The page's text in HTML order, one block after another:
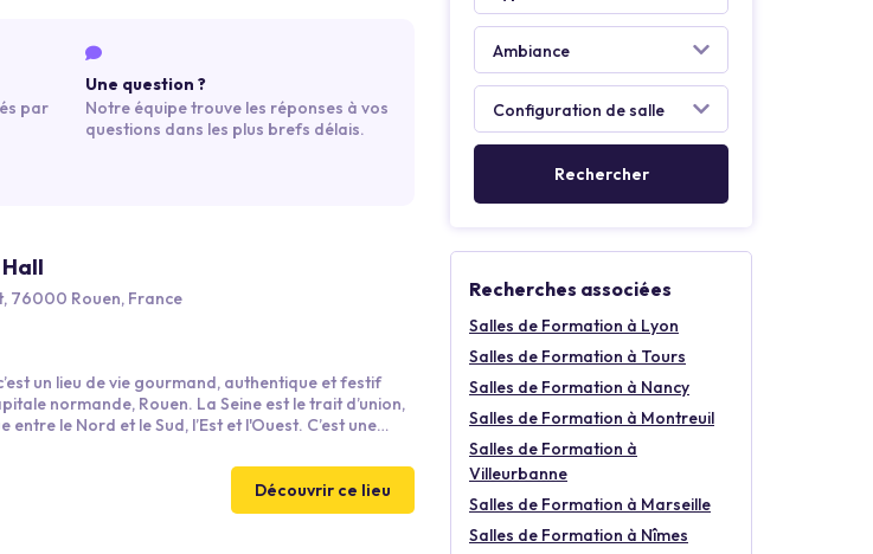
Recherches associées
Salles de Formation à Lyon
Salles de Formation à Tours
Salles de Formation à Nancy
Salles de Formation à Montreuil
Salles de Formation à
Villeurbanne
Salles de Formation à Marseille
Salles de Formation à Nîmes
par
Une question ?
Notre équipe trouve les réponses à vos
questions dans les plus brefs délais.
76000 Rouen, France
un lieu de vie gourmand, authentique et festif
normande, Rouen. La Seine est le trait d’union,
le Nord et le Sud, l’Est et l'Ouest. C’est une
avec ses ateliers, sa buvette, son café et ses
Découvrir ce lieu